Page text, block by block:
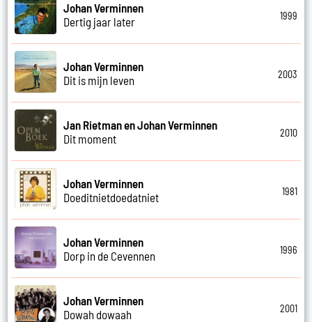
Johan Verminnen
Dertig jaar later
1999
Johan Verminnen
Dit is mijn leven
2003
Jan Rietman en Johan Verminnen
Dit moment
2010
Johan Verminnen
Doeditnietdoedatniet
1981
Johan Verminnen
Dorp in de Cevennen
1996
Johan Verminnen
Dowah dowaah
2001